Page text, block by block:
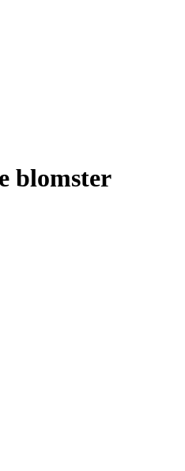
blomster